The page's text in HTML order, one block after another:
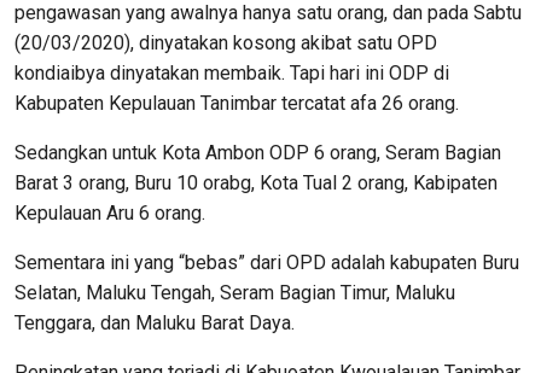
pengawasan yang awalnya hanya satu orang, dan pada Sabtu
(20/03/2020), dinyatakan kosong akibat satu OPD
kondiaibya dinyatakan membaik. Tapi hari ini ODP di
Kabupaten Kepulauan Tanimbar tercatat afa 26 orang.
Sedangkan untuk Kota Ambon ODP 6 orang, Seram Bagian
Barat 3 orang, Buru 10 orabg, Kota Tual 2 orang, Kabipaten
Kepulauan Aru 6 orang.
Sementara ini yang “bebas” dari OPD adalah kabupaten Buru
Selatan, Maluku Tengah, Seram Bagian Timur, Maluku
Tenggara, dan Maluku Barat Daya.